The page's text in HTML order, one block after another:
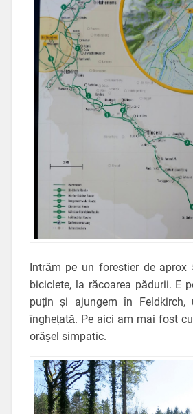
Intrăm pe un forestier de aprox
biciclete, la răcoarea pădurii. E
puțin și ajungem în
înghețată. Pe aici am mai fost
orășel simpatic.